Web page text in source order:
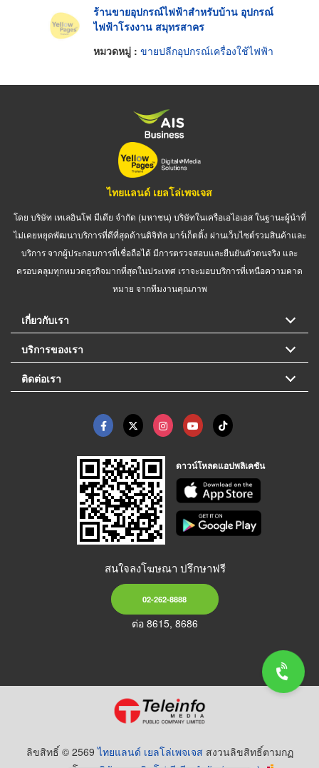
ร้านขายอุปกรณ์ไฟฟ้าสำหรับบ้าน อุปกรณ์
ไฟฟ้าโรงงาน สมุทรสาคร
หมวดหมู่ : ขายปลีกอุปกรณ์เครื่องใช้ไฟฟ้า
ไทยแลนด์ เยลโล่เพจเจส
โดย บริษัท เทเลอินโฟ มีเดีย จำกัด (มหาชน) บริษัทในเครือเอไอเอส ในฐานะผู้นำที่
ไม่เคยหยุดพัฒนาบริการที่ดีที่สุดด้านดิจิทัล มาร์เก็ตติ้ง ผ่านเว็บไซต์รวมสินค้าและ
บริการ จากผู้ประกอบการที่เชื่อถือได้ มีการตรวจสอบและยืนยันตัวตนจริง และ
ครอบคลุมทุกหมวดธุรกิจมากที่สุดในประเทศ เราจะมอบบริการที่เหนือความคาด
หมาย จากทีมงานคุณภาพ
เกี่ยวกับเรา
บริการของเรา
ติดต่อเรา
ดาวน์โหลดแอปพลิเคชัน
สนใจลงโฆษณา ปรึกษาฟรี
02-262-8888
ต่อ 8615, 8686
ลิขสิทธิ์ © 2569ไทยแลนด์ เยลโล่เพจเจส สงวนลิขสิทธิ์ตามกฏ